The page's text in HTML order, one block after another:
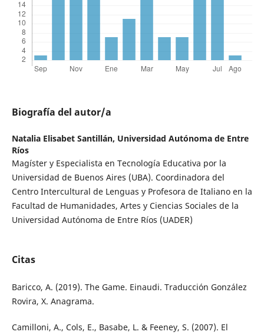
Biografía del autor/a
Natalia Elisabet Santillán, Universidad Autónoma de Entre
Ríos
Magíster y Especialista en Tecnología Educativa por la
Universidad de Buenos Aires (UBA). Coordinadora del
Centro Intercultural de Lenguas y Profesora de Italiano en la
Facultad de Humanidades, Artes y Ciencias Sociales de la
Universidad Autónoma de Entre Ríos (UADER)
Citas
Baricco, A. (2019). The Game. Einaudi. Traducción González
Rovira, X. Anagrama.
Camilloni, A., Cols, E., Basabe, L. & Feeney, S. (2007). El